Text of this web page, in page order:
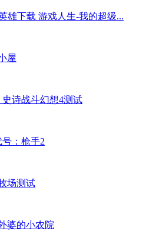
游戏人生-我的超级...
屋
史诗战斗幻想4测试
号：枪手2
场测试
婆的小农院